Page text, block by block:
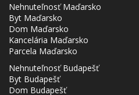
Nehnuteľnosť Maďarsko
Byt Maďarsko
Dom Maďarsko
Kancelária Maďarsko
Parcela Maďarsko
Nehnuteľnosť Budapešť
Byt Budapešť
Dom Budapešť